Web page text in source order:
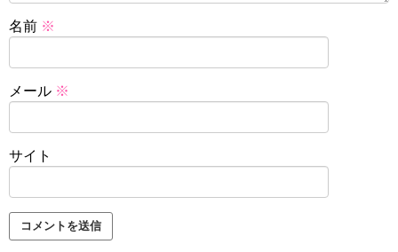
名前 ※
メール ※
サイト